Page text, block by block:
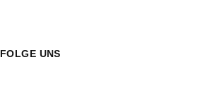
FOLGE UNS